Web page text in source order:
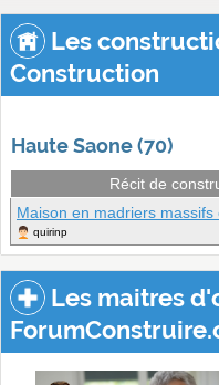
Les
Construction
Haute Saone (70)
Récit de
Maison en madriers massifs
quirinp
Les maitres